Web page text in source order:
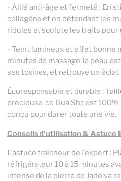
- Allié anti-âge et fermeté : En
collagène et en détendant les
ridules et sculpte les traits
- Teint lumineux et effet bonne
minutes de massage, la peau
ses toxines, et retrouve un éclat
Écoresponsable et durable :
précieuse, ce Gua Sha est
conçu pour durer toute une vie.
Conseils d'utilisation & Astuce
L'astuce fraîcheur de l'expert :
réfrigérateur 10 à 15 minutes
intense de la pierre de Jade va